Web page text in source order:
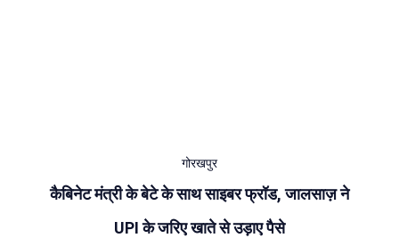
गोरखपुर
कैबिनेट मंत्री के बेटे के साथ साइबर फ्रॉड, जालसाज़ ने
UPI के जरिए खाते से उड़ाए पैसे